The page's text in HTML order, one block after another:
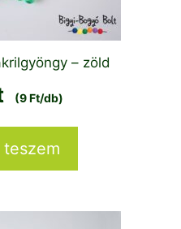
– zöld
(9 Ft/db)
teszem